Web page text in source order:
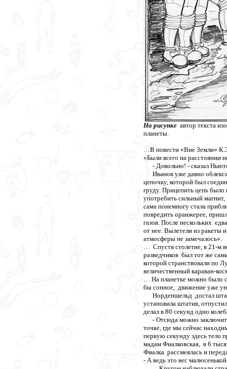
На рисунке автор текста
планеты.
…В повести «Вне Земли»
«Были всего на расстоянии
- Довольно! - сказал
Иванов уже давно облекся
цепочку, которой был
груду. Прицепить цепь
употребить сильный магнит,
сама понемногу стала
повредить оранжерее,
газов. После нескольких
от нее. Вылетели из ракеты
атмосферы не замечалось».
… Спустя столетие, в 21-м
разведчиков был тот же
которой странствовали по
величественный караван-
… На планетке можно было
бы сонное, движение уже
Норденшельд достал
установила штатив,
делал в 80 секунд одно
- Отсюда можно
точке, где мы сейчас
первую секунду здесь тело
мадам Фиалковская, в 6
Фиалка рассмеялась и
- А ведь это вес